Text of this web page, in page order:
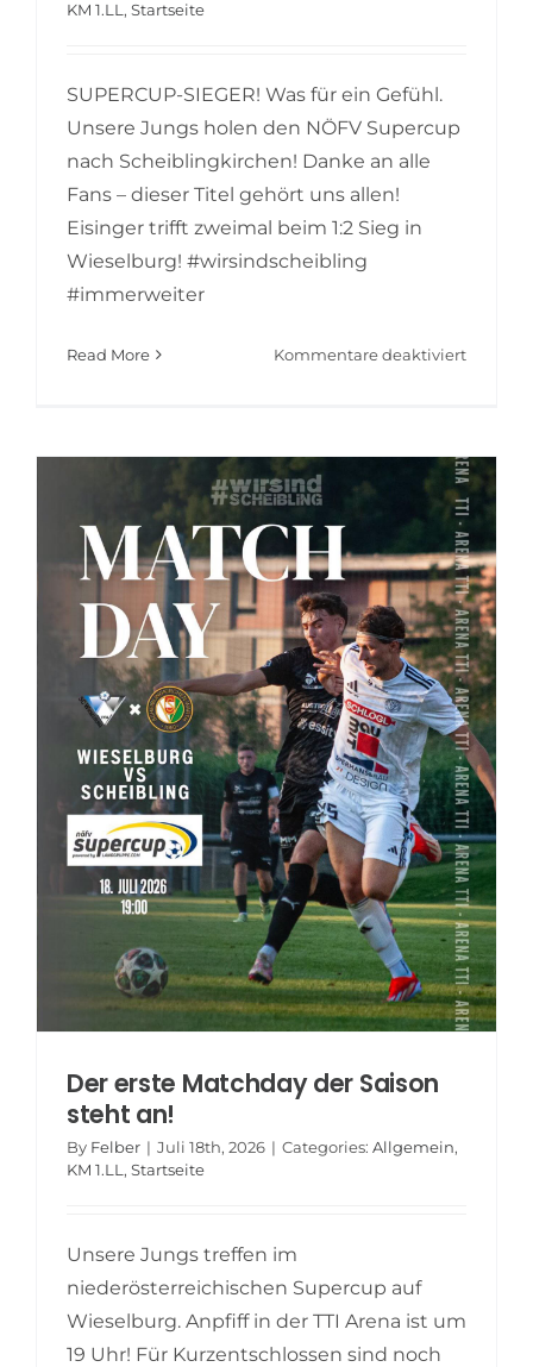
KM 1.LL, Startseite
SUPERCUP-SIEGER! Was für ein Gefühl.
Unsere Jungs holen den NÖFV Supercup
nach Scheiblingkirchen! Danke an alle
Fans – dieser Titel gehört uns allen!
Eisinger trifft zweimal beim 1:2 Sieg in
Wieselburg! #wirsindscheibling
#immerweiter
Read More Kommentare deaktiviertfür
🤍
💚
Der erste Matchday der Saison
steht an!
By Felber | Juli 18th, 2026 | Categories: Allgemein,
KM 1.LL , Startseite
Unsere Jungs treffen im
niederösterreichischen Supercup auf
Wieselburg. Anpfiff in der TTI Arena ist um
19 Uhr! Für Kurzentschlossen sind noch